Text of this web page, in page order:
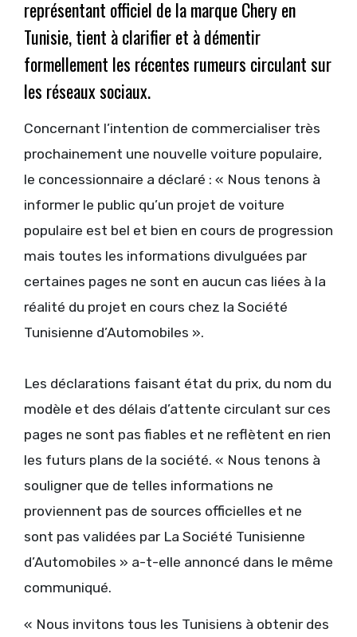
représentant officiel de la marque Chery en
Tunisie, tient à clarifier et à démentir
formellement les récentes rumeurs circulant sur
les réseaux sociaux.
Concernant l’intention de commercialiser très
prochainement une nouvelle voiture populaire,
le concessionnaire a déclaré : « Nous tenons à
informer le public qu’un projet de voiture
populaire est bel et bien en cours de progression
mais toutes les informations divulguées par
certaines pages ne sont en aucun cas liées à la
réalité du projet en cours chez la Société
Tunisienne d’Automobiles ».
Les déclarations faisant état du prix, du nom du
modèle et des délais d’attente circulant sur ces
pages ne sont pas fiables et ne reflètent en rien
les futurs plans de la société. « Nous tenons à
souligner que de telles informations ne
proviennent pas de sources officielles et ne
sont pas validées par La Société Tunisienne
d’Automobiles » a-t-elle annoncé dans le même
communiqué.
« Nous invitons tous les Tunisiens à obtenir des